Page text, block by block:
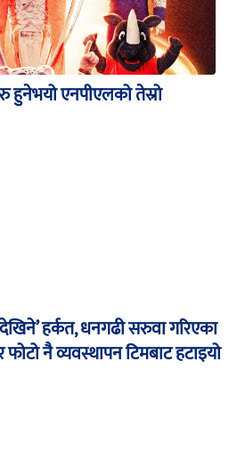
हुनेभयो एनपीएलको तेस्रो
देखिने’ हर्कत, धनगढी सरुवा गरिएका
फोटो नै व्यवस्थापन टिमबाट हटाइयो